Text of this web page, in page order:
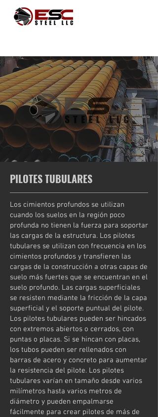
PILOTES TUBULARES
Los cimientos profundos se utilizan
cuando los suelos en la región poco
profunda no tienen la fuerza para soportar
las cargas de la estructura. Los pilotes
tubulares se utilizan con frecuencia en los
cimientos profundos y transfieren las
cargas de la construcción a otras capas de
suelo más fuertes que se encuentran en el
suelo profundo. Las cargas superficiales
se resisten mediante la fricción de la capa
superficial y el soporte puntual del pilote.
Los pilotes tubulares pueden ser hincados
con extremos abiertos o cerrados, con
puntas o placas. Si se hincan con placas,
los tubos pueden ser rellenados con
barras de acero y concreto para aumentar
la resistencia del pilote. Los pilotes
tubulares varían en tamaño desde varios
milímetros hasta varios metros de
diámetro y pueden empalmarse
fácilmente para crear pilotes de más de